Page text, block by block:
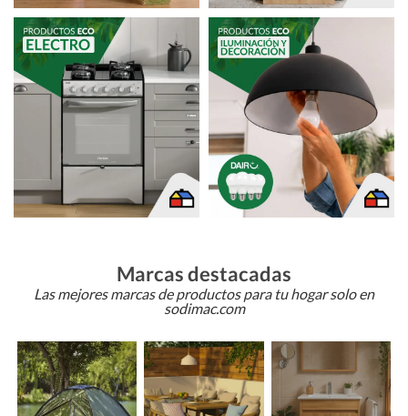
Marcas destacadas
Las mejores marcas de productos para tu hogar solo en
sodimac.com